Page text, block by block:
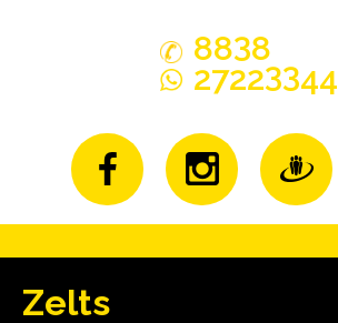
8838
27223344
Zelts